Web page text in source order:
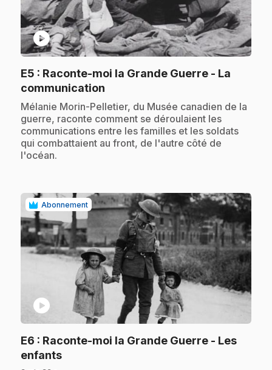
play_circle
E5 : Raconte-moi la Grande Guerre - La
communication
.Mélanie Morin-Pelletier, du Musée canadien de la
guerre, raconte comment se déroulaient les
communications entre les familles et les soldats
qui combattaient au front, de l'autre côté de
l'océan.
Abonnement
play_circle
E6 : Raconte-moi la Grande Guerre - Les
enfants.